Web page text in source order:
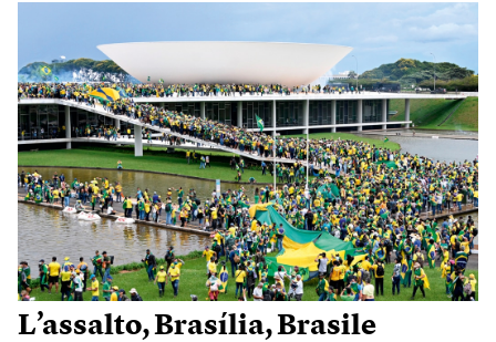
L’assalto, Brasília, Brasile